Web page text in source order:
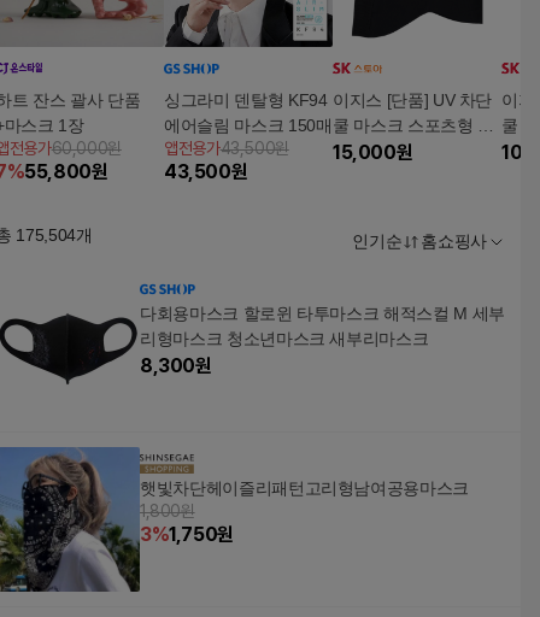
트 잔스 괄사 단품
마스크 1장
전용가60,000원
%55,800원
싱그라미 덴탈형 KF94
에어슬림 마스크 150매
앱전용가43,500원
43,500원
이지스 [단품] UV 차단
쿨 마스크 스포츠형 1
장
15,000원
이지
쿨
장
175,504개 인기순 홈쇼핑사
다회용마스크 할로윈 타투마스크 해적스컬 M 세부
리형마스크 청소년마스크 새부리마스크
8,300원
햇빛차단헤이즐리패턴고리형남여공용마스크
1,800원
3%1,750원